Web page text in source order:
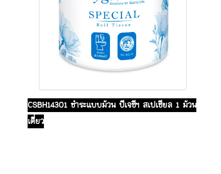
CSBH14301 ชำระแบบม้วน บีเจซีฯ สเปเชียล 1 ม้วน
เดี่ยว